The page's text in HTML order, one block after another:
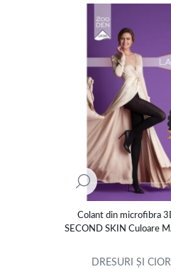
Colant din microfibra
SECOND SKIN Culoare
DRESURI ȘI